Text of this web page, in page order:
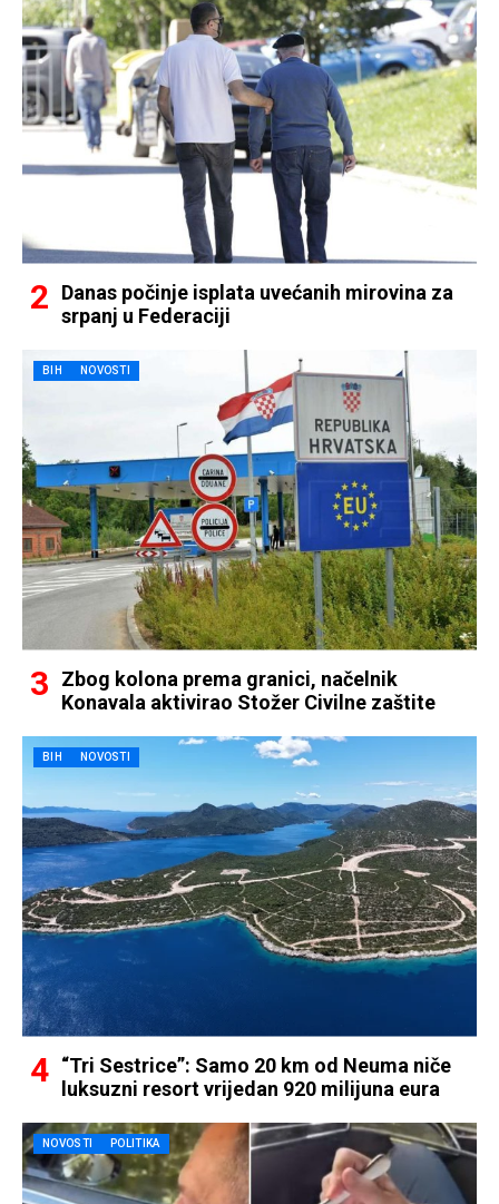
Danas počinje isplata uvećanih mirovina za
srpanj u Federaciji
BIH NOVOSTI
Zbog kolona prema granici, načelnik
Konavala aktivirao Stožer Civilne zaštite
BIH NOVOSTI
“Tri Sestrice”: Samo 20 km od Neuma niče
luksuzni resort vrijedan 920 milijuna eura
NOVOSTI POLITIKA